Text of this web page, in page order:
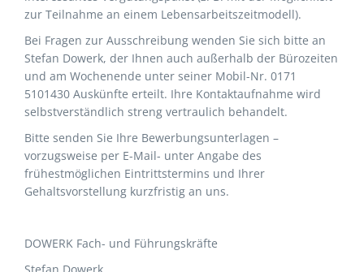
zur Teilnahme an einem Lebensarbeitszeitmodell).
Bei Fragen zur Ausschreibung wenden Sie sich bitte an
Stefan Dowerk, der Ihnen auch außerhalb der Bürozeiten
und am Wochenende unter seiner Mobil-Nr. 0171
5101430 Auskünfte erteilt. Ihre Kontaktaufnahme wird
selbstverständlich streng vertraulich behandelt.
Bitte senden Sie Ihre Bewerbungsunterlagen –
vorzugsweise per E-Mail- unter Angabe des
frühestmöglichen Eintrittstermins und Ihrer
Gehaltsvorstellung kurzfristig an uns.
DOWERK Fach- und Führungskräfte